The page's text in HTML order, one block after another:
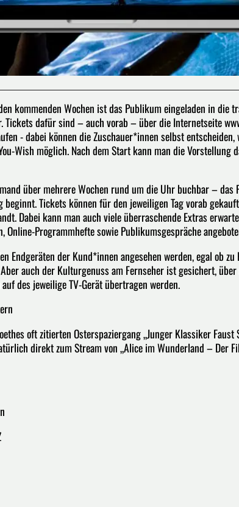
kommenden Wochen ist das Publikum eingeladen in die
Tickets dafür sind – auch vorab – über die Internetseite
- dabei können die Zuschauer*innen selbst entscheiden,
Wish möglich. Nach dem Start kann man die Vorstellung
über mehrere Wochen rund um die Uhr buchbar – das
Tickets können für den jeweiligen Tag vorab
Dabei kann man auch viele überraschende Extras
Programmhefte sowie Publikumsgespräche
Endgeräten der Kund*innen angesehen werden, egal ob zu
auch der Kulturgenuss am Fernseher ist gesichert,
des jeweilige TV-Gerät übertragen werden.
oft zitierten Osterspaziergang „Junger Klassiker Faust
direkt zum Stream von „Alice im Wunder­land – Der